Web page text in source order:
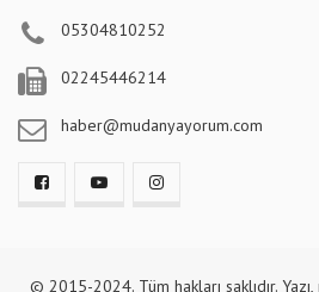
05304810252
02245446214
haber@mudanyayorum.com
© 2015-2024. Tüm hakları saklıdır.